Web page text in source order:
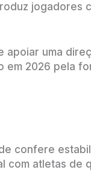
jogadores
apoiar uma
em 2026 pela
confere
com atletas de